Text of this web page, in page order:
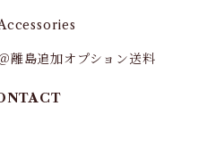
離島追加オプション送料